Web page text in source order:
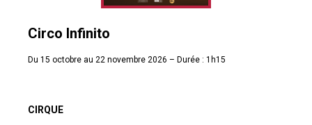
Circo Infinito
Du 15 octobre au 22 novembre 2026 – Durée : 1h15
CIRQUE